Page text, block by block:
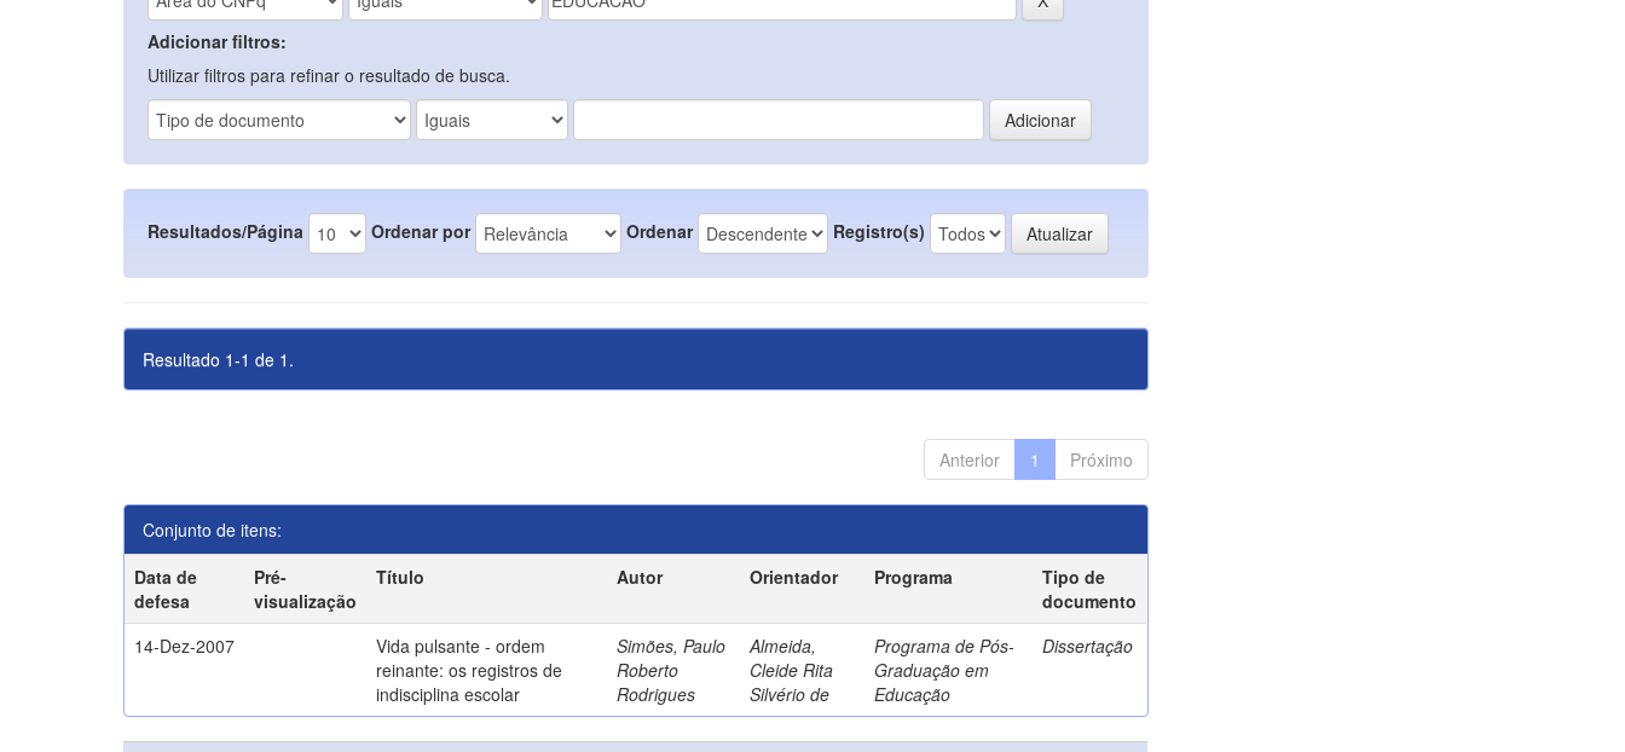
Adicionar filtros:
Utilizar filtros para refinar o resultado de busca.
Resultados/Página Ordenar por Ordenar Registro(s)
Resultado 1-1 de 1.
Anterior 1 Próximo
Conjunto de itens:
Data de
defesa
Pré-
visualização
Título Autor Orientador Programa
Tipo de
documento
14-Dez-2007
Vida pulsante - ordem
reinante: os registros de
indisciplina escolar
Simões, Paulo
Roberto
Rodrigues
Almeida,
Cleide Rita
Silvério de
Programa de Pós-
Graduação em
Educação
Dissertação